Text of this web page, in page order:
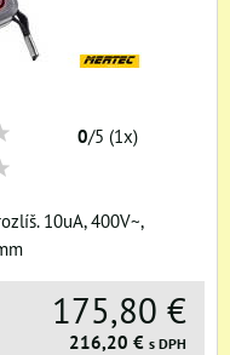
0/5 (1x)
10uA, 400V~,
175,80 €
216,20 € s DPH